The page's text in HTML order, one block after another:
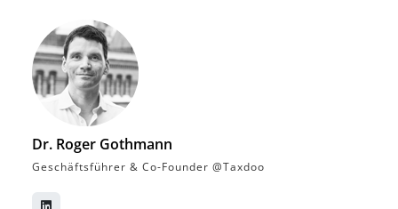
Dr. Roger Gothmann
Geschäftsführer & Co-Founder @Taxdoo